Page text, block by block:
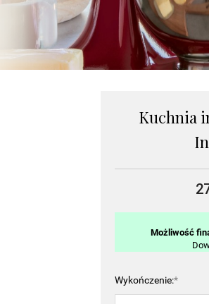
Kuchnia
Możliwość
*
Wykończenie: